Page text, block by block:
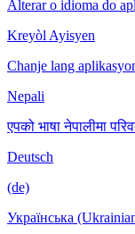
Alterar o idioma do
Kreyòl Ayisyen
Chanje lang
Nepali
एपको भाषा नेपालीमा
Deutsch
(de)
Українська